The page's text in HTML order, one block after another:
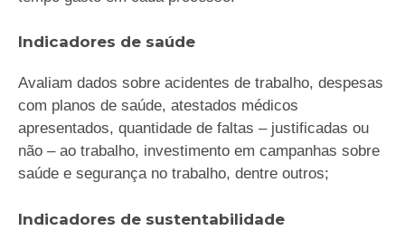
Indicadores de saúde
Avaliam dados sobre acidentes de trabalho, despesas
com planos de saúde, atestados médicos
apresentados, quantidade de faltas – justificadas ou
não – ao trabalho, investimento em campanhas sobre
saúde e segurança no trabalho, dentre outros;
Indicadores de sustentabilidade